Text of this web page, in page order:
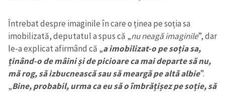
Întrebat despre imaginile în care o ținea pe soția sa
imobilizată, deputatul a spus că „nu neagă imaginile”, dar
le-a explicat afirmând că „a imobilizat-o pe soția sa,
ținând-o de mâini și de picioare ca mai departe să nu,
mă rog, să izbucnească sau să meargă pe altă albie”.
„Bine, probabil, urma ca eu să o îmbrățișez pe soție, să